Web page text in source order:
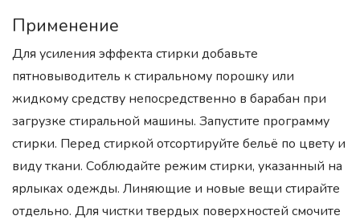
Применение
Для усиления эффекта стирки добавьте
пятновыводитель к стиральному порошку или
жидкому средству непосредственно в барабан при
загрузке стиральной машины. Запустите программу
стирки. Перед стиркой отсортируйте бельё по цвету и
виду ткани. Соблюдайте режим стирки, указанный на
ярлыках одежды. Линяющие и новые вещи стирайте
отдельно. Для чистки твердых поверхностей смочите